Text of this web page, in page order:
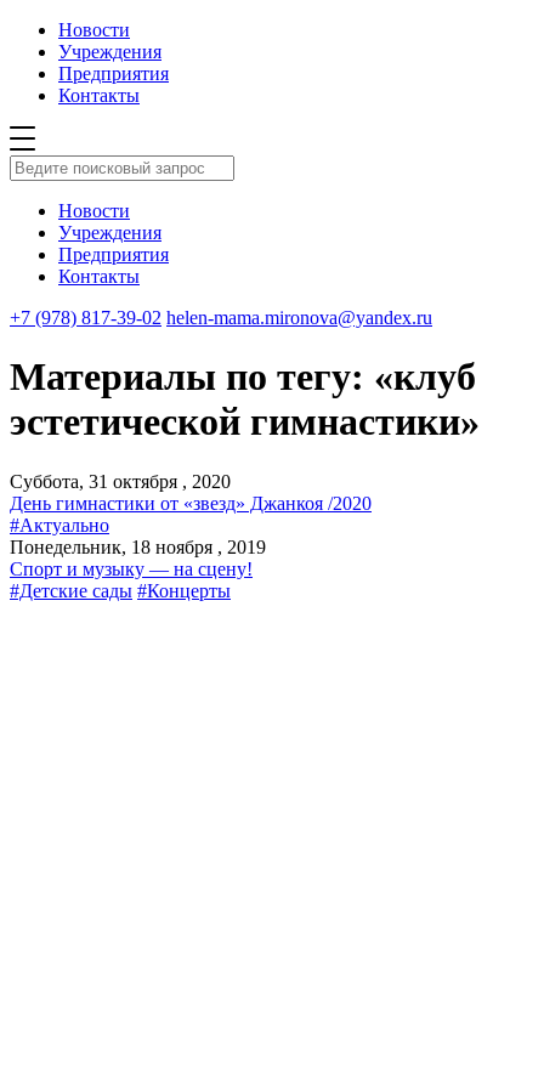
Новости
Учреждения
Предприятия
Контакты
Новости
Учреждения
Предприятия
Контакты
+7 (978) 817-39-02 helen-mama.mironova@yandex.ru
Материалы по тегу: «клуб
эстетической гимнастики»
Суббота, 31 октября , 2020
День гимнастики от «звезд» Джанкоя /2020
#Актуально
Понедельник, 18 ноября , 2019
Спорт и музыку — на сцену!
#Детские сады #Концерты